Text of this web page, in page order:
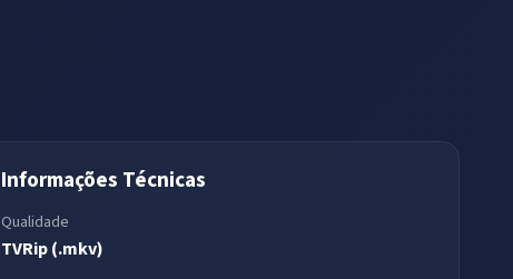
Informações Técnicas
Qualidade
TVRip (.mkv)